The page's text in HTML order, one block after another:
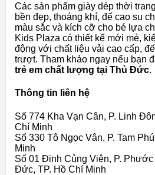
Các sản phẩm giày dép thời
bền đẹp, thoáng khí, đế cao su
màu sắc và kích cỡ cho bé lựa
Kids Plaza có thiết kế mới mẻ,
động với chất liệu vải cao cấp,
trượt. Tham khảo ngay nếu bạn
trẻ em chất lượng tại Thủ Đức.
Thông tin liên hệ
Số 774 Kha Vạn Cân, P. Linh
Chí Minh
Số 330 Tô Ngọc Vân, P. Tam
Minh
Số 01 Đinh Củng Viên, P. Phước
Đức, TP. Hồ Chí Minh